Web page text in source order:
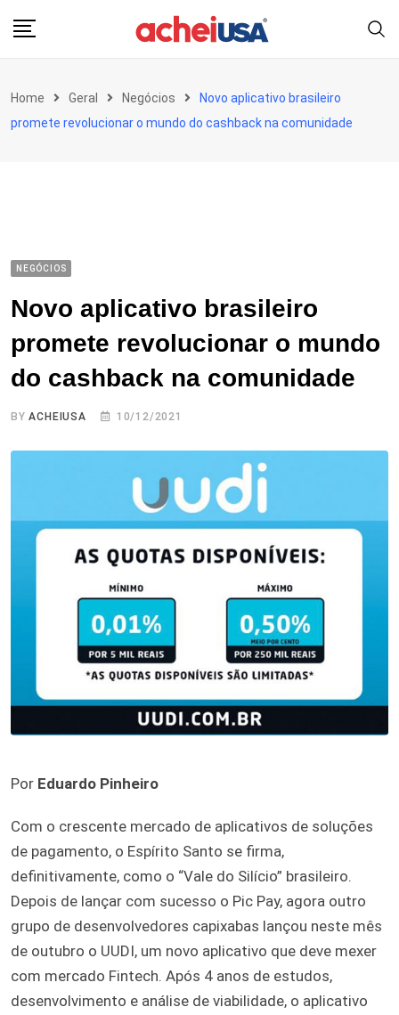
Home Geral Negócios
Novo aplicativo brasileiro
promete revolucionar o mundo do cashback na comunidade
NEGÓCIOS
Novo aplicativo brasileiro
promete revolucionar o mundo
do cashback na comunidade
BYACHEIUSA 10/12/2021
Por Eduardo Pinheiro
Com o crescente mercado de aplicativos de soluções
de pagamento, o Espírito Santo se firma,
definitivamente, como o “Vale do Silício” brasileiro.
Depois de lançar com sucesso o Pic Pay, agora outro
grupo de desenvolvedores capixabas lançou neste mês
de outubro o UUDI, um novo aplicativo que deve mexer
com mercado Fintech. Após 4 anos de estudos,
desenvolvimento e análise de viabilidade, o aplicativo